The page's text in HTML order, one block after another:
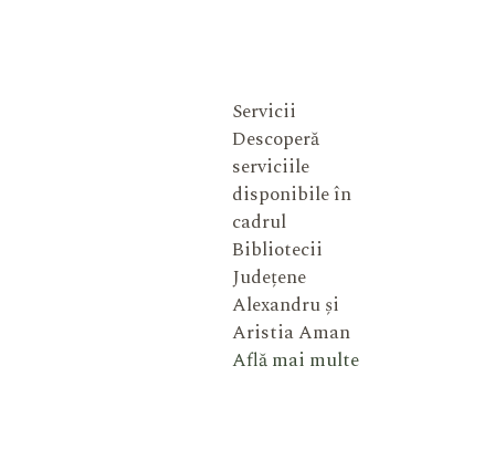
Servicii
Descoperă
serviciile
disponibile în
cadrul
Bibliotecii
Județene
Alexandru și
Aristia Aman
Află mai multe